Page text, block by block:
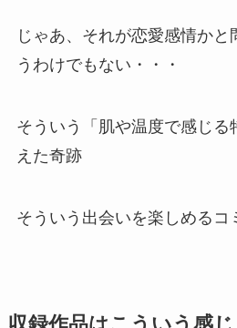
じゃあ、それが恋愛感情か
うわけでもない・・・
そういう「肌や温度で感じる
えた奇跡
そういう出会いを楽しめるコ